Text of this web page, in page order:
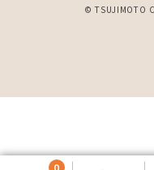
0
© TSUJIMOTO